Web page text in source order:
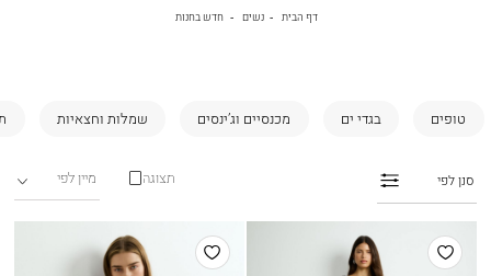
דף הבית דף נשים נשיםחדש בחנות
טופים בגדי ים מכנסיים וג’ינסים שמלות וחצאיות
סנן לפי תצוגה
הוסף
למועדפים
הוסף
למועדפים